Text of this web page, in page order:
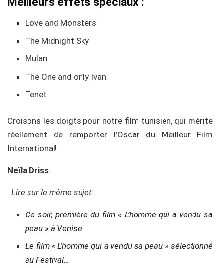
Love and Monsters
The Midnight Sky
Mulan
The One and only Ivan
Tenet
Croisons les doigts pour notre film tunisien, qui mérite
réellement de remporter l’Oscar du Meilleur Film
International!
Neïla Driss
Lire sur le même sujet:
Ce soir, première du film « L’homme qui a vendu sa
peau » à Venise
Le film « L’homme qui a vendu sa peau » sélectionné
au Festival…